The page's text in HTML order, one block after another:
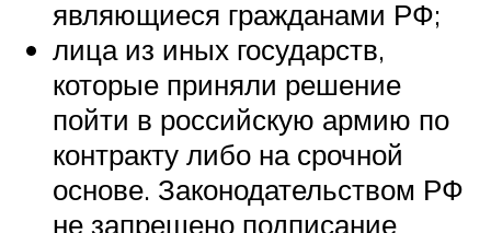
являющиеся гражданами РФ;
лица из иных государств,
которые приняли решение
пойти в российскую армию по
контракту либо на срочной
основе. Законодательством РФ
не запрещено подписание